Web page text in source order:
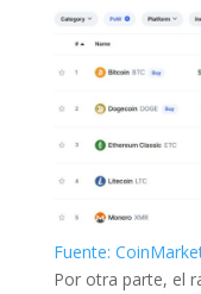
Fuente:
Por otra parte, el